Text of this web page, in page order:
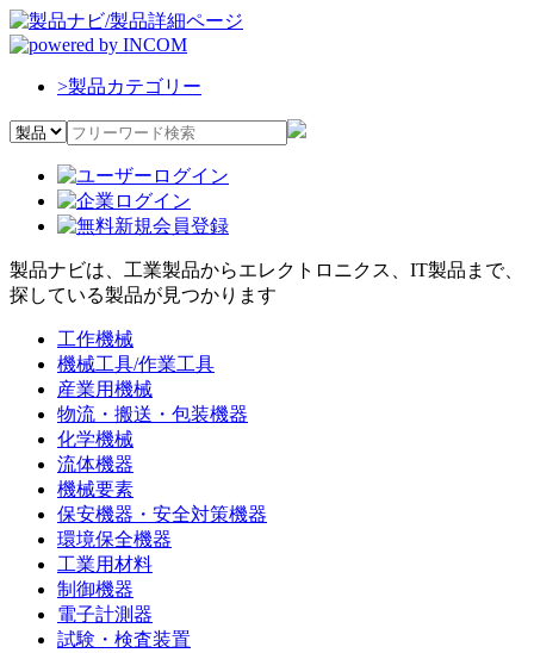
>製品カテゴリー
製品ナビは、工業製品からエレクトロニクス、IT製品まで、
探している製品が見つかります
工作機械
機械工具/作業工具
産業用機械
物流・搬送・包装機器
化学機械
流体機器
機械要素
保安機器・安全対策機器
環境保全機器
工業用材料
制御機器
電子計測器
試験・検査装置